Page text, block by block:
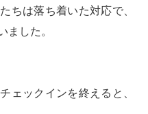
ちは落ち着いた対応で、
ました。
ェックインを終えると、